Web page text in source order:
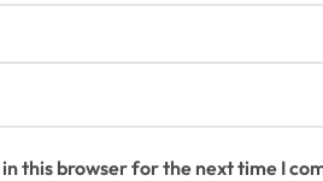
this browser for the next time I